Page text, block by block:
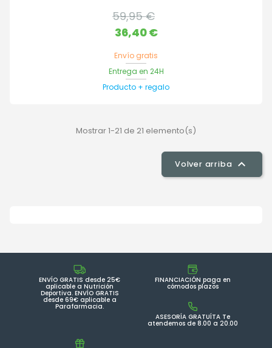
Precio
base
59,95 €
Precio
36,40 €
Envío gratis
Entrega en 24H
Producto + regalo
Mostrar 1-21 de 21 elemento(s)
Volver arriba 
ENVÍO GRATIS desde 25€
aplicable a Nutrición
Deportiva. ENVÍO GRATIS
desde 69€ aplicable a
Parafarmacia.
FINANCIACIÓN paga en
cómodos plazos
ASESORÍA GRATUÍTA Te
atendemos de 8.00 a 20.00